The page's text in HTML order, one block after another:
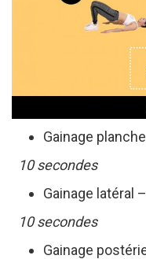
Gainage
10 secondes
Gainage latéral
10 secondes
Gainage